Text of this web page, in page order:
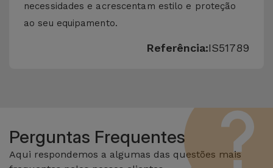
necessidades e acrescentam estilo e proteção
ao seu equipamento.
Referência:IS51789
Perguntas Frequentes
Aqui respondemos a algumas das questões mais